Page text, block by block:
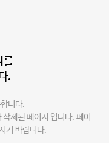
를
.
니다.
제된 페이지 입니다. 페이
기 바랍니다.